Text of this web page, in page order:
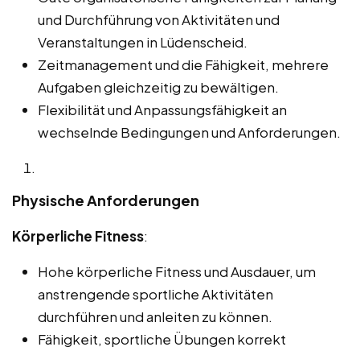
und Durchführung von Aktivitäten und
Veranstaltungen in Lüdenscheid.
Zeitmanagement und die Fähigkeit, mehrere
Aufgaben gleichzeitig zu bewältigen.
Flexibilität und Anpassungsfähigkeit an
wechselnde Bedingungen und Anforderungen.
Physische Anforderungen
Körperliche Fitness:
Hohe körperliche Fitness und Ausdauer, um
anstrengende sportliche Aktivitäten
durchführen und anleiten zu können.
Fähigkeit, sportliche Übungen korrekt